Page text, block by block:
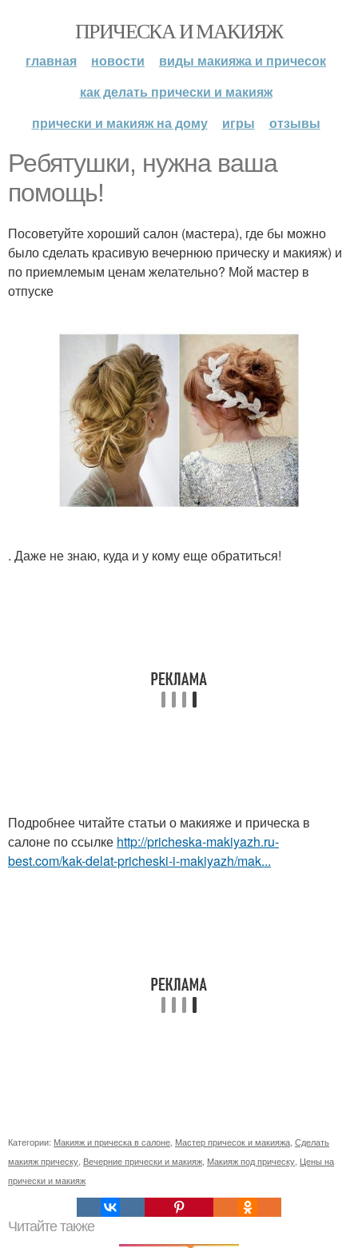
ПРИЧЕСКА И МАКИЯЖ
главная новости
виды макияжа и причесок
как делать прически и макияж
прически и макияж на дому
игры отзывы
Ребятушки, нужна ваша
помощь!
Посоветуйте хороший салон (мастера), где бы можно
было сделать красивую вечернюю прическу и макияж) и
по приемлемым ценам желательно? Мой мастер в
отпуске
. Даже не знаю, куда и у кому еще обратиться!
Подробнее читайте статьи о макияже и прическа в
салоне по ссылке http://pricheska-makiyazh.ru-
best.com/kak-delat-pricheski-i-makiyazh/mak...
Категории: Макияж и прическа в салоне Мастер причесок и макияжа Сделать
макияж прическу Вечерние прически и макияж Макияж под прическу Цены на
прически и макияж
Читайте также